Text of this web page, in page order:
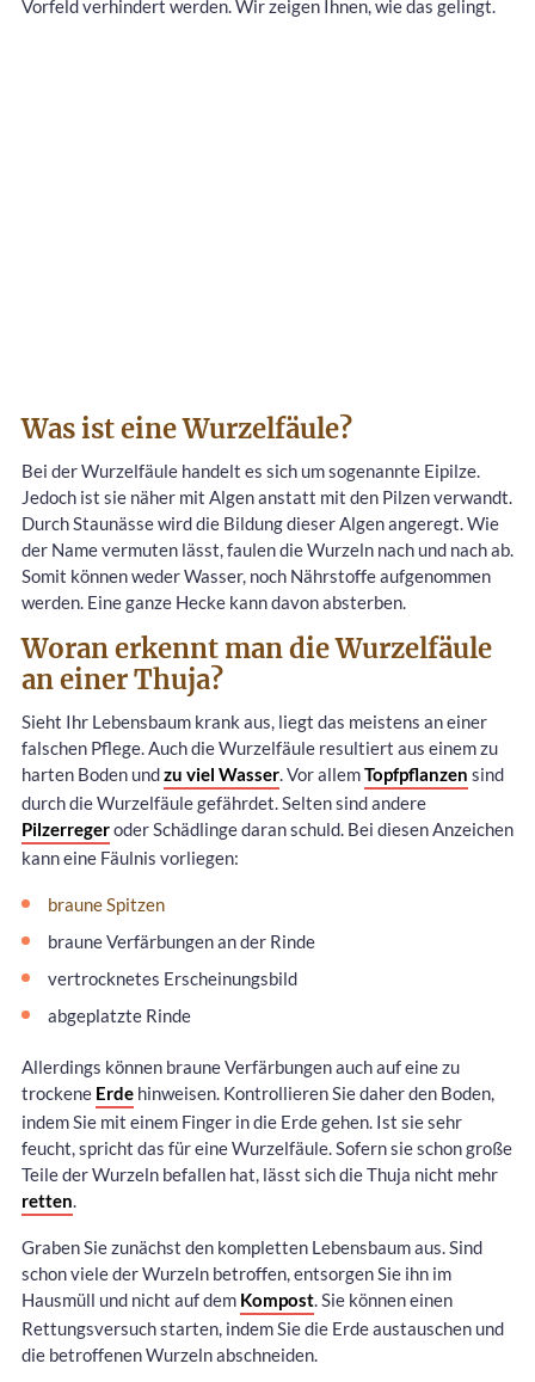
Vorfeld verhindert werden. Wir zeigen Ihnen, wie das gelingt.
Was ist eine Wurzelfäule?
Bei der Wurzelfäule handelt es sich um sogenannte Eipilze.
Jedoch ist sie näher mit Algen anstatt mit den Pilzen verwandt.
Durch Staunässe wird die Bildung dieser Algen angeregt. Wie
der Name vermuten lässt, faulen die Wurzeln nach und nach ab.
Somit können weder Wasser, noch Nährstoffe aufgenommen
werden. Eine ganze Hecke kann davon absterben.
Woran erkennt man die Wurzelfäule
an einer Thuja?
Sieht Ihr Lebensbaum krank aus, liegt das meistens an einer
falschen Pflege. Auch die Wurzelfäule resultiert aus einem zu
harten Boden undzu viel Wasser . Vor allemTopfpflanzen sind
durch die Wurzelfäule gefährdet. Selten sind andere
Pilzerregeroder Schädlinge daran schuld. Bei diesen Anzeichen
kann eine Fäulnis vorliegen:
braune Spitzen
braune Verfärbungen an der Rinde
vertrocknetes Erscheinungsbild
abgeplatzte Rinde
Allerdings können braune Verfärbungen auch auf eine zu
trockene Erde hinweisen. Kontrollieren Sie daher den Boden,
indem Sie mit einem Finger in die Erde gehen. Ist sie sehr
feucht, spricht das für eine Wurzelfäule. Sofern sie schon große
Teile der Wurzeln befallen hat, lässt sich die Thuja nicht mehr
retten
Graben Sie zunächst den kompletten Lebensbaum aus. Sind
schon viele der Wurzeln betroffen, entsorgen Sie ihn im
Hausmüll und nicht auf dem Kompost . Sie können einen
Rettungsversuch starten, indem Sie die Erde austauschen und
die betroffenen Wurzeln abschneiden.